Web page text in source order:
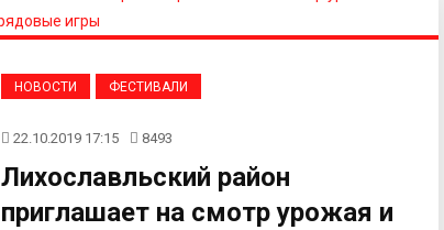
НОВОСТИ ФЕСТИВАЛИ
22.10.2019 17:15 8493
Лихославльский район
приглашает на смотр урожая и